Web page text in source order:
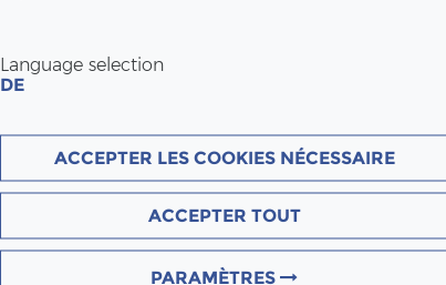
Language selection
DE
ACCEPTER LES COOKIES NÉCESSAIRE
ACCEPTER TOUT
PARAMÈTRES